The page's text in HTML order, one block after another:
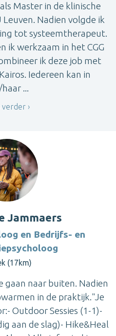
Master in de klinische
Leuven. Nadien volgde ik
tot systeemtherapeut.
ik werkzaam in het CGG
ik deze job met
Iedereen kan in
...
verder
Jammaers
en Bedrijfs- en
(17km)
gaan naar buiten. Nadien
in de praktijk."Je
Outdoor Sessies (1-1)-
aan de slag)- Hike&Heal